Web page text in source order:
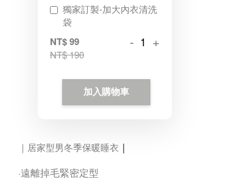
獨家訂製-加大內衣清洗
袋
NT$ 99
NT$ 190
- +
加入購物車
｜居家型男冬季保暖睡衣 ｜
·遠離掉毛緊密定型